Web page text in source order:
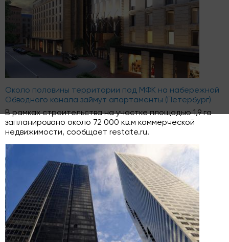
Около половины территории под МФК на набережной
Обводного канала займут апартаменты (Петербург)
В рамках строительства на участке площадью 1,9 га
запланировано около 72 000 кв.м коммерческой
недвижимости, сообщает restate.ru.